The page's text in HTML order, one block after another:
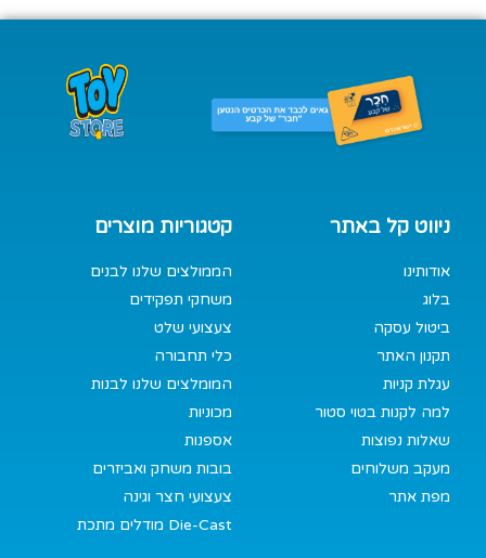
קטגוריות מוצרים
הממולצים שלנו לבנים
משחקי תפקידים
צעצועי שלט
כלי תחבורה
המומלצים שלנו לבנות
מכוניות
אספנות
בובות משחק ואביזרים
צעצועי חצר וגינה
מודלים מתכת Die-Cast
ניווט קל באתר
אודותינו
בלוג
ביטול עסקה
תקנון האתר
עגלת קניות
למה לקנות בטוי סטור
שאלות נפוצות
מעקב משלוחים
מפת אתר